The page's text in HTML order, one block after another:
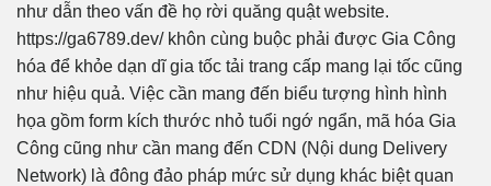
như dẫn theo vấn đề họ rời quăng quật website.
https://ga6789.dev/ khôn cùng buộc phải được Gia Công
hóa để khỏe dạn dĩ gia tốc tải trang cấp mang lại tốc cũng
như hiệu quả. Việc cần mang đến biểu tượng hình hình
họa gồm form kích thước nhỏ tuổi ngớ ngẩn, mã hóa Gia
Công cũng như cần mang đến CDN (Nội dung Delivery
Network) là đông đảo pháp mức sử dụng khác biệt quan